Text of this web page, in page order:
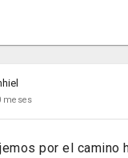
meses
por el camino